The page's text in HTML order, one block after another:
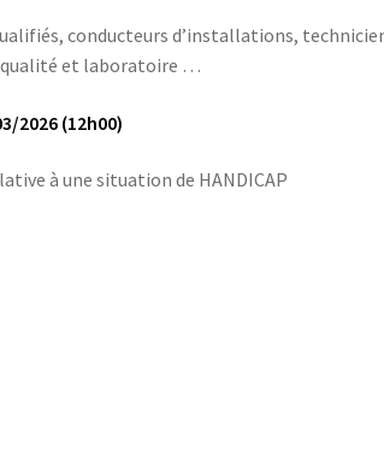
conducteurs d’installations,
qualité et laboratoire …
2026 (12h00)
à une situation de HANDICAP